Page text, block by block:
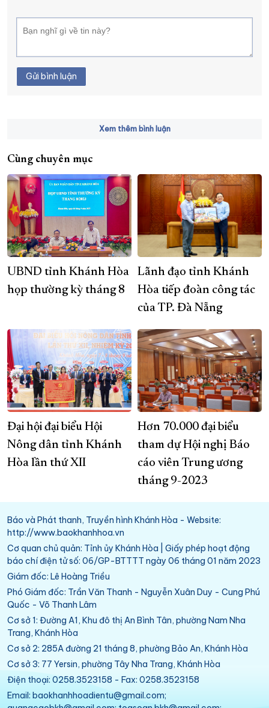
Gửi bình luận
Xem thêm bình luận
Cùng chuyên mục
UBND tỉnh Khánh Hòa
họp thường kỳ tháng 8
Lãnh đạo tỉnh Khánh
Hòa tiếp đoàn công tác
của TP. Đà Nẵng
Đại hội đại biểu Hội
Nông dân tỉnh Khánh
Hòa lần thứ XII
Hơn 70.000 đại biểu
tham dự Hội nghị Báo
cáo viên Trung ương
tháng 9-2023
Báo và Phát thanh, Truyền hình Khánh Hòa - Website:
http://www.baokhanhhoa.vn
Cơ quan chủ quản: Tỉnh ủy Khánh Hòa | Giấy phép hoạt động
báo chí điện tử số: 06/GP-BTTTT ngày 06 tháng 01 năm 2023
Giám đốc: Lê Hoàng Triều
Phó Giám đốc: Trần Văn Thanh - Nguyễn Xuân Duy - Cung Phú
Quốc - Võ Thanh Lâm
Cơ sở 1: Đường A1, Khu đô thị An Bình Tân, phường Nam Nha
Trang, Khánh Hòa
Cơ sở 2: 285A đường 21 tháng 8, phường Bảo An, Khánh Hòa
Cơ sở 3: 77 Yersin, phường Tây Nha Trang, Khánh Hòa
Điện thoại: 0258.3523158 - Fax: 0258.3523158
Email: baokhanhhoadientu@gmail.com;